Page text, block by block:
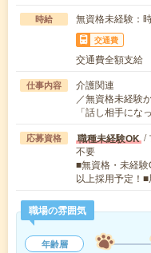
時給 無資格未経験
交通費
交通費全額支給
仕事内容
介護関連
／無資格未経験
「話し相手に
応募資格 職種未経験OK /
不要
■無資格・未経
以上採用予定！
職場の雰囲気
年齢層